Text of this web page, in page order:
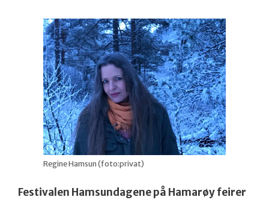
Regine Hamsun (foto:privat)
Festivalen Hamsundagene på Hamarøy feirer